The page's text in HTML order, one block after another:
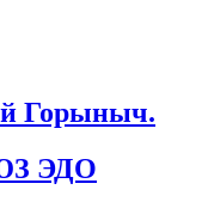
Горыныч.
ЭДО